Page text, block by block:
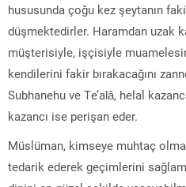
hususunda çoğu kez şeytanın
düşmektedirler. Haramdan uzak
müşterisiyle, işçisiyle
kendilerini fakir bırakacağını
Subhanehu ve Te’alâ, helal
kazancı ise perişan eder.
Müslüman, kimseye muhtaç
tedarik ederek geçimlerini